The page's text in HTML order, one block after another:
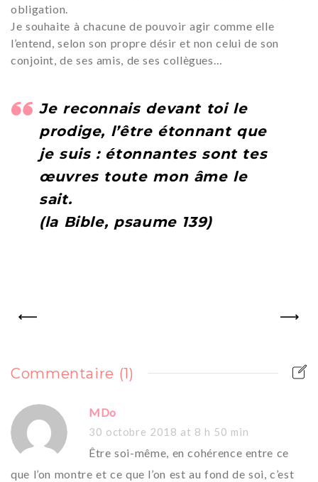
obligation.
Je souhaite à chacune de pouvoir agir comme elle
l’entend, selon son propre désir et non celui de son
conjoint, de ses amis, de ses collègues…
Je reconnais devant toi le
prodige, l’être étonnant que
je suis : étonnantes sont tes
œuvres toute mon âme le
sait.
(la Bible, psaume 139)
PREV NEXT
Commentaire (1)
MDo
30 octobre 2018 at 8 h 50 min
Être soi-même, en cohérence entre ce
que l’on montre et ce que l’on est au fond de soi, c’est